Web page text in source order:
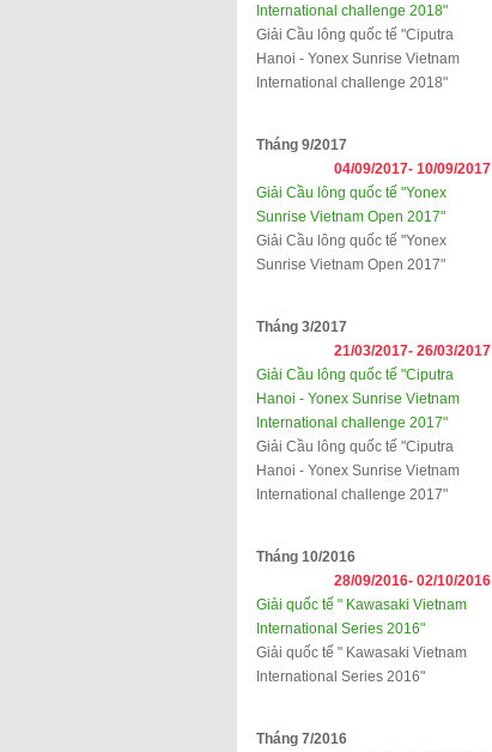
International challenge 2018"
Giải Cầu lông quốc tế "Ciputra
Hanoi - Yonex Sunrise Vietnam
International challenge 2018"
Tháng 9/2017
04/09/2017- 10/09/2017
Giải Cầu lông quốc tế "Yonex
Sunrise Vietnam Open 2017"
Giải Cầu lông quốc tế "Yonex
Sunrise Vietnam Open 2017"
Tháng 3/2017
21/03/2017- 26/03/2017
Giải Cầu lông quốc tế "Ciputra
Hanoi - Yonex Sunrise Vietnam
International challenge 2017"
Giải Cầu lông quốc tế "Ciputra
Hanoi - Yonex Sunrise Vietnam
International challenge 2017"
Tháng 10/2016
28/09/2016- 02/10/2016
Giải quốc tế " Kawasaki Vietnam
International Series 2016"
Giải quốc tế " Kawasaki Vietnam
International Series 2016"
Tháng 7/2016